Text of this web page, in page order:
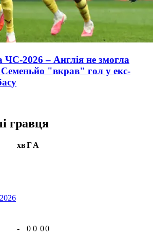
ЧС-2026 – Англія не змогла
Семеньйо "вкрав" гол у екс-
гравця
хвГА
- 0 0 00